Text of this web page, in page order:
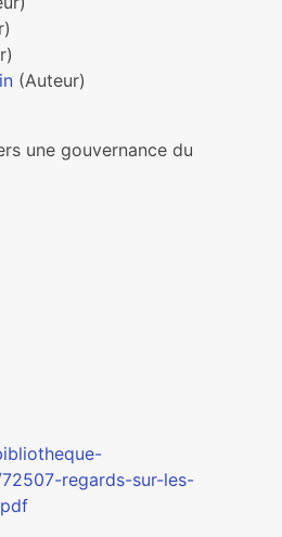
(Auteur)
une gouvernance du
regards-sur-les-